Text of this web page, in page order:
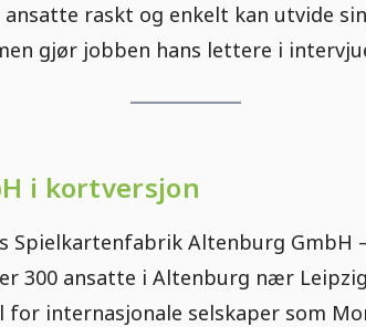
raskt og enkelt kan utvide
gjør jobben hans lettere i
i kortversjon
Spielkartenfabrik Altenburg GmbH
300 ansatte i Altenburg nær
internasjonale selskaper som